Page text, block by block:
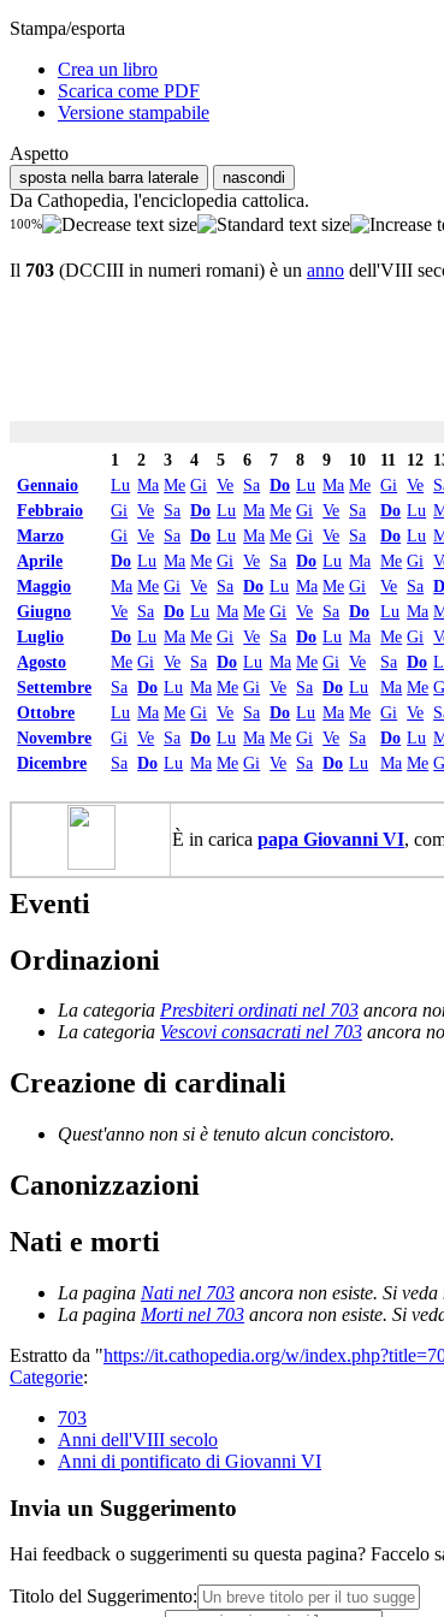
Stampa/esporta
Crea un libro
Scarica come PDF
Versione stampabile
Aspetto
sposta nella barra laterale nascondi
Da Cathopedia, l'enciclopedia cattolica.
100%
Il 703 (DCCIII in numeri romani) è un anno dell'VIII
1 2 3 4 5 6 7 8 9 10 11 12
Gennaio
Lu Ma Me Gi Ve Sa Do Lu Ma Me Gi Ve
Febbraio
Gi Ve Sa Do Lu Ma Me Gi Ve Sa Do Lu
Marzo
Gi Ve Sa Do Lu Ma Me Gi Ve Sa Do Lu
Aprile
Do Lu Ma Me Gi Ve Sa Do Lu Ma Me Gi
Maggio
Ma Me Gi Ve Sa Do Lu Ma Me Gi Ve Sa
Giugno
Ve Sa Do Lu Ma Me Gi Ve Sa Do Lu Ma
Luglio
Do Lu Ma Me Gi Ve Sa Do Lu Ma Me Gi
Agosto
Me Gi Ve Sa Do Lu Ma Me Gi Ve Sa Do
Settembre
Sa Do Lu Ma Me Gi Ve Sa Do Lu Ma Me
Ottobre
Lu Ma Me Gi Ve Sa Do Lu Ma Me Gi Ve
Novembre
Gi Ve Sa Do Lu Ma Me Gi Ve Sa Do Lu
Dicembre
Sa Do Lu Ma Me Gi Ve Sa Do Lu Ma Me
È in carica papa Giovanni VI,
Eventi
Ordinazioni
La categoria Presbiteri ordinati nel 703 ancora
La categoria Vescovi consacrati nel 703 ancora
Creazione di cardinali
Quest'anno non si è tenuto alcun concistoro.
Canonizzazioni
Nati e morti
La pagina Nati nel 703 ancora non esiste. Si
La pagina Morti nel 703 ancora non esiste. Si
Estratto da "https://it.cathopedia.org/w/
Categorie:
703
Anni dell'VIII secolo
Anni di pontificato di Giovanni VI
Invia un Suggerimento
Hai feedback o suggerimenti su questa pagina?
Titolo del Suggerimento: